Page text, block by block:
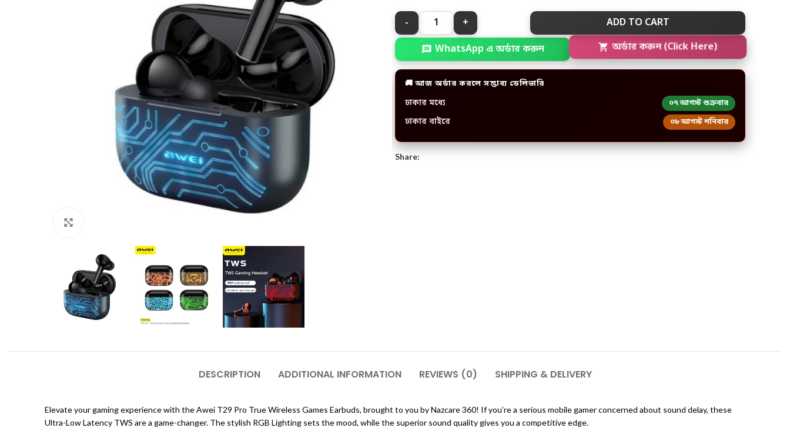
ADD TO CART
WhatsApp এ অর্ডার করুন অর্ডার করুন (Click Here)
🚚 আজ অর্ডার করলে সম্ভাব্য ডেলিভারি
ঢাকার মধ্যে ০৭ আগস্ট শুক্রবার
ঢাকার বাইরে ০৮ আগস্ট শনিবার
Share:
DESCRIPTION ADDITIONAL INFORMATION REVIEWS (0) SHIPPING & DELIVERY
Elevate your gaming experience with the Awei T29 Pro True Wireless Games Earbuds, brought to you by Nazcare 360! If you’re a serious mobile gamer concerned about sound delay, these
Ultra-Low Latency TWS are a game-changer. The stylish RGB Lighting sets the mood, while the superior sound quality gives you a competitive edge.